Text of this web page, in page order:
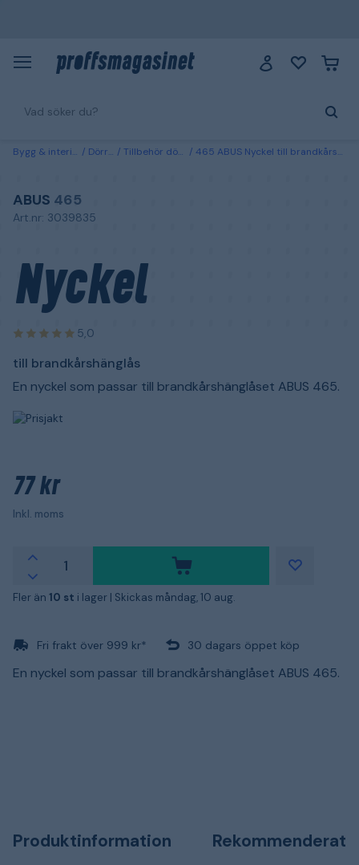
Bygg & interiör Dörrar Tillbehör dörrar 465 ABUS Nyckel till brandkårshänglås
ABUS 465
Art.nr: 3039835
Nyckel
5,0
till brandkårshänglås
En nyckel som passar till brandkårshänglåset ABUS 465.
77 kr
Inkl. moms
Fler än 10 st i lager | Skickas måndag, 10 aug.
Fri frakt över 999 kr* 30 dagars öppet köp
En nyckel som passar till brandkårshänglåset ABUS 465.
Produktinformation Rekommenderat